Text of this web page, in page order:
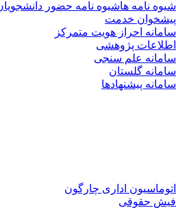
شیوه نامه هاشیوه نامه حضور
پیشخوان خدمت
سامانه احراز هویت متمرکز
اطلاعات پژوهشی
سامانه علم سنجی
سامانه گلستان
سامانه پیشنهادها
اتوماسیون اداری چارگون
فیش حقوقی